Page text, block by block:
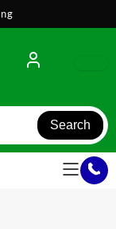
Search